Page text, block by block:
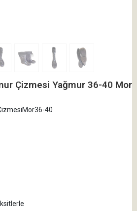
Çizmesi Yağmur 36-40 Mor
40